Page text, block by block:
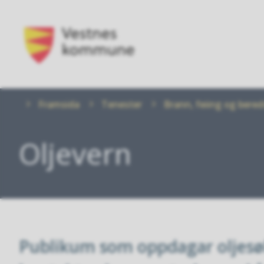
Framsida Tenester Brann, feiing og
Oljevern
Publikum som oppdagar